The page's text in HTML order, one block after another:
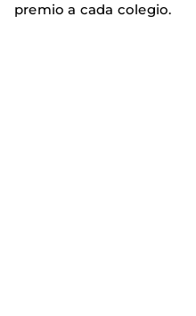
premio a cada colegio.